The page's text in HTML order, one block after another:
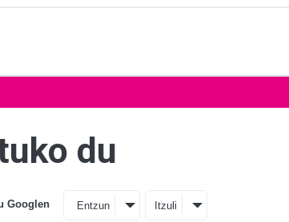
du
Googlen Entzun Itzuli